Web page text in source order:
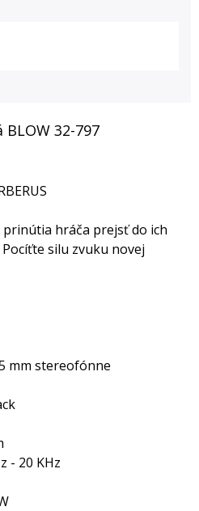
BLOW 32-797
hráča prejsť do ich
silu zvuku novej
mm stereofónne
- 20 KHz